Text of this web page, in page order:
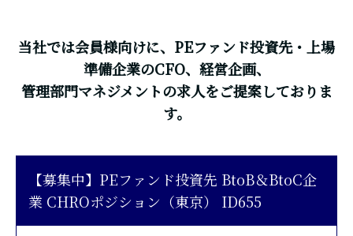
当社では会員様向けに、PEファンド投資先・上場
準備企業のCFO、経営企画、
管理部門マネジメントの求人をご提案しておりま
す。
【募集中】PEファンド投資先 BtoB＆BtoC企
業 CHROポジション（東京） ID655